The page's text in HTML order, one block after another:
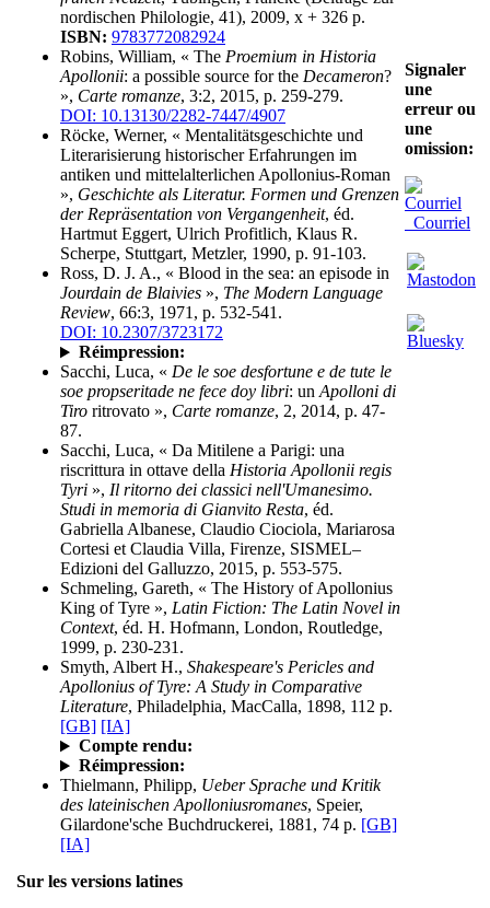
nordischen Philologie, 41), 2009, x + 326 p.
ISBN: 9783772082924
Robins, William, « The Proemium in Historia
Apollonii: a possible source for the Decameron?
», Carte romanze, 3:2, 2015, p. 259-279.
DOI: 10.13130/2282-7447/4907
Röcke, Werner, « Mentalitätsgeschichte und
Literarisierung historischer Erfahrungen im
antiken und mittelalterlichen Apollonius-Roman
», Geschichte als Literatur. Formen und Grenzen
der Repräsentation von Vergangenheit, éd.
Hartmut Eggert, Ulrich Profitlich, Klaus R.
Scherpe, Stuttgart, Metzler, 1990, p. 91-103.
Ross, D. J. A., « Blood in the sea: an episode in
Jourdain de Blaivies », The Modern Language
Review, 66:3, 1971, p. 532-541.
DOI: 10.2307/3723172
Réimpression:
Sacchi, Luca, « De le soe desfortune e de tute le
soe propseritade ne fece doy libri: un Apolloni di
Tiro ritrovato », Carte romanze, 2, 2014, p. 47-
87.
Sacchi, Luca, « Da Mitilene a Parigi: una
riscrittura in ottave della Historia Apollonii regis
Tyri », Il ritorno dei classici nell'Umanesimo.
Studi in memoria di Gianvito Resta, éd.
Gabriella Albanese, Claudio Ciociola, Mariarosa
Cortesi et Claudia Villa, Firenze, SISMEL–
Edizioni del Galluzzo, 2015, p. 553-575.
Schmeling, Gareth, « The History of Apollonius
King of Tyre », Latin Fiction: The Latin Novel in
Context, éd. H. Hofmann, London, Routledge,
1999, p. 230-231.
Smyth, Albert H., Shakespeare's Pericles and
Apollonius of Tyre: A Study in Comparative
Literature, Philadelphia, MacCalla, 1898, 112 p.
[GB] [IA]
Compte rendu:
Réimpression:
Thielmann, Philipp, Ueber Sprache und Kritik
des lateinischen Apolloniusromanes, Speier,
Gilardone'sche Buchdruckerei, 1881, 74 p. [GB]
[IA]
Sur les versions latines
Signaler
une
erreur ou
une
omission:
Courriel